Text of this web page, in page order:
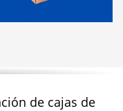
de cajas de